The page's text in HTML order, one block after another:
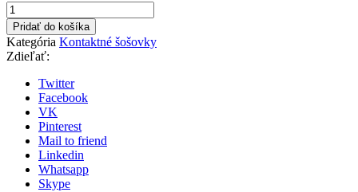
množstvo
AIR
OPTIX
for
ASTIGMATISM
(6ks)
Pridať do košíka
Kategória Kontaktné šošovky
Zdieľať:
Twitter
Facebook
VK
Pinterest
Mail to friend
Linkedin
Whatsapp
Skype